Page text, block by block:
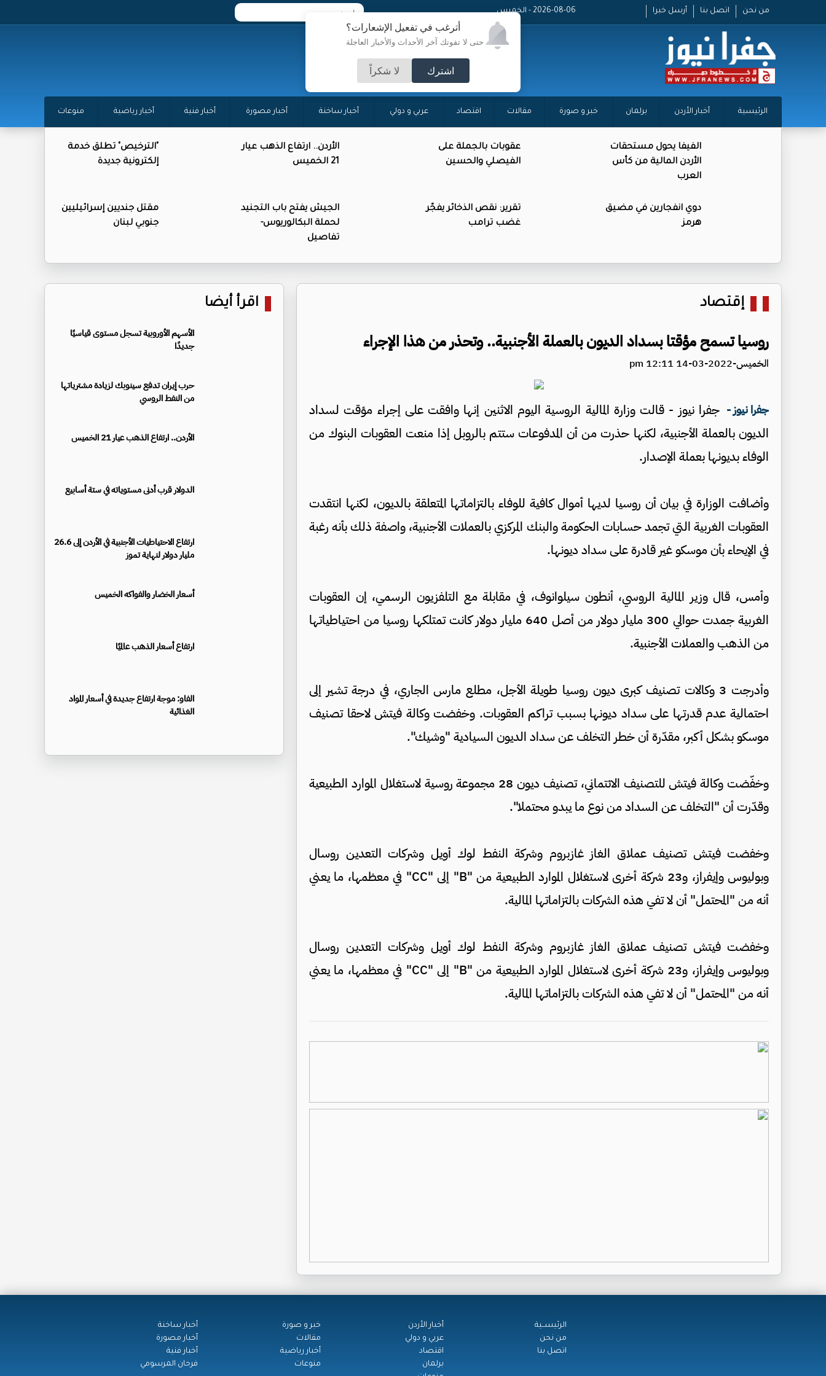
أترغب في تفعيل الإشعارات؟
حتى لا تفوتك آخر الأحداث والأخبار العاجلة
اشترك لا شكراً
من نحن اتصل بنا أرسل خبرا 2026-08-06 - الخميس
الرئيسية أخبار الأردن برلمان خبر و صورة مقالات اقتصاد عربي و دولي أخبار ساخنة أخبار مصورة أخبار فنية أخبار رياضية منوعات
الفيفا يحول مستحقات
الأردن المالية من كأس
العرب
عقوبات بالجملة على
الفيصلي والحسين
الأردن.. ارتفاع الذهب عيار
21 الخميس
"الترخيص" تطلق خدمة
إلكترونية جديدة
دوي انفجارين في مضيق
هرمز
تقرير: نقص الذخائر يفجّر
غضب ترامب
الجيش يفتح باب التجنيد
لحملة البكالوريوس-
تفاصيل
مقتل جنديين إسرائيليين
جنوبي لبنان
إقتصاد
روسيا تسمح مؤقتا بسداد الديون بالعملة الأجنبية.. وتحذر من هذا الإجراء
الخميس-2022-03-14 12:11 pm
جفرا نيوز - جفرا نيوز - قالت وزارة المالية الروسية اليوم الاثنين إنها وافقت على إجراء مؤقت لسداد
الديون بالعملة الأجنبية، لكنها حذرت من أن المدفوعات ستتم بالروبل إذا منعت العقوبات البنوك من
الوفاء بديونها بعملة الإصدار.
وأضافت الوزارة في بيان أن روسيا لديها أموال كافية للوفاء بالتزاماتها المتعلقة بالديون، لكنها انتقدت
العقوبات الغربية التي تجمد حسابات الحكومة والبنك المركزي بالعملات الأجنبية، واصفة ذلك بأنه رغبة
في الإيحاء بأن موسكو غير قادرة على سداد ديونها.
وأمس، قال وزير المالية الروسي، أنطون سيلوانوف، في مقابلة مع التلفزيون الرسمي، إن العقوبات
الغربية جمدت حوالي 300 مليار دولار من أصل 640 مليار دولار كانت تمتلكها روسيا من احتياطياتها
من الذهب والعملات الأجنبية.
وأدرجت 3 وكالات تصنيف كبرى ديون روسيا طويلة الأجل، مطلع مارس الجاري، في درجة تشير إلى
احتمالية عدم قدرتها على سداد ديونها بسبب تراكم العقوبات. وخفضت وكالة فيتش لاحقا تصنيف
موسكو بشكل أكبر، مقدّرة أن خطر التخلف عن سداد الديون السيادية "وشيك".
وخفّضت وكالة فيتش للتصنيف الائتماني، تصنيف ديون 28 مجموعة روسية لاستغلال الموارد الطبيعية
وقدّرت أن "التخلف عن السداد من نوع ما يبدو محتملا".
وخفضت فيتش تصنيف عملاق الغاز غازبروم وشركة النفط لوك أويل وشركات التعدين روسال
وبوليوس وإيفراز، و23 شركة أخرى لاستغلال الموارد الطبيعية من "B" إلى "CC" في معظمها، ما يعني
أنه من "المحتمل" أن لا تفي هذه الشركات بالتزاماتها المالية.
وخفضت فيتش تصنيف عملاق الغاز غازبروم وشركة النفط لوك أويل وشركات التعدين روسال
وبوليوس وإيفراز، و23 شركة أخرى لاستغلال الموارد الطبيعية من "B" إلى "CC" في معظمها، ما يعني
أنه من "المحتمل" أن لا تفي هذه الشركات بالتزاماتها المالية.
اقرأ أيضا
الأسهم الأوروبية تسجل مستوى قياسيًا
جديدًا
حرب إيران تدفع سينوبك لزيادة مشترياتها
من النفط الروسي
الأردن.. ارتفاع الذهب عيار 21 الخميس
الدولار قرب أدنى مستوياته في ستة أسابيع
ارتفاع الاحتياطيات الأجنبية في الأردن إلى 26.6
مليار دولار لنهاية تموز
أسعار الخضار والفواكه الخميس
ارتفاع أسعار الذهب عالميًا
الفاو: موجة ارتفاع جديدة في أسعار المواد
الغذائية
الرئيســية
من نحن
اتصل بنا
أخبار الأردن
عربي و دولي
اقتصاد
برلمان
خبر و صورة
مقالات
أخبار رياضية
منوعات
أخبار ساخنة
أخبار مصورة
أخبار فنية
فرحان المرسومي